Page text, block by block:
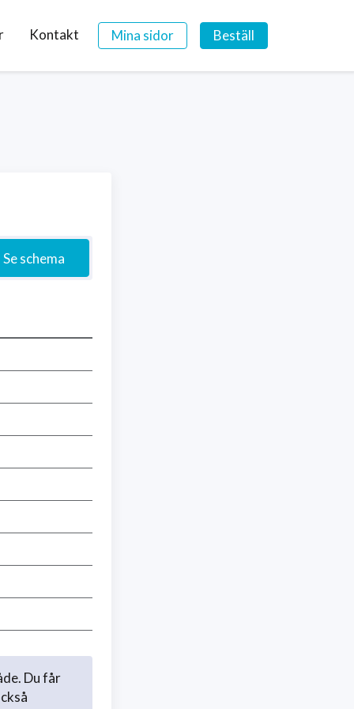
Kontakt Mina sidor Beställ
Se schema
Du får